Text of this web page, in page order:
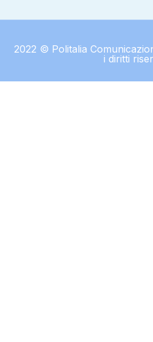
2022 © Politalia
i diritti